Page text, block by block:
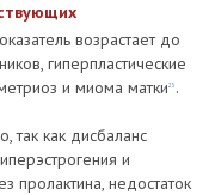
возрастает до
гиперпластические
и миома матки25 .
так как дисбаланс
и
пролактина, недостаток